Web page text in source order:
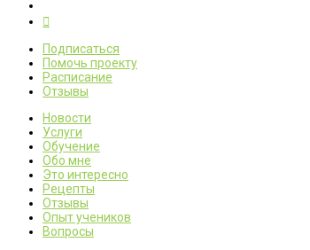
Подписаться
Помочь проекту
Расписание
Отзывы
Новости
Услуги
Обучение
Обо мне
Это интересно
Рецепты
Отзывы
Опыт учеников
Вопросы